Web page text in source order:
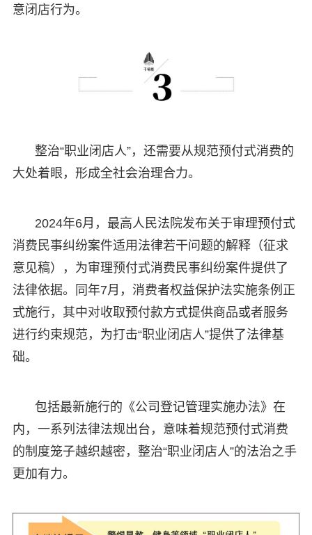
意闭店行为。
整治“职业闭店人”，还需要从规范预付式消费的
大处着眼，形成全社会治理合力。
2024年6月，最高人民法院发布关于审理预付式
消费民事纠纷案件适用法律若干问题的解释（征求
意见稿），为审理预付式消费民事纠纷案件提供了
法律依据。同年7月，消费者权益保护法实施条例正
式施行，其中对收取预付款方式提供商品或者服务
进行约束规范，为打击“职业闭店人”提供了法律基
础。
包括最新施行的《公司登记管理实施办法》在
内，一系列法律法规出台，意味着规范预付式消费
的制度笼子越织越密，整治“职业闭店人”的法治之手
更加有力。